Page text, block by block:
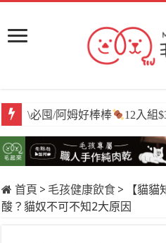
\必囤/阿姆好棒棒 12入組
首頁 > 毛孩健康飲食 >
【貓
酸？貓奴不可不知2大原因